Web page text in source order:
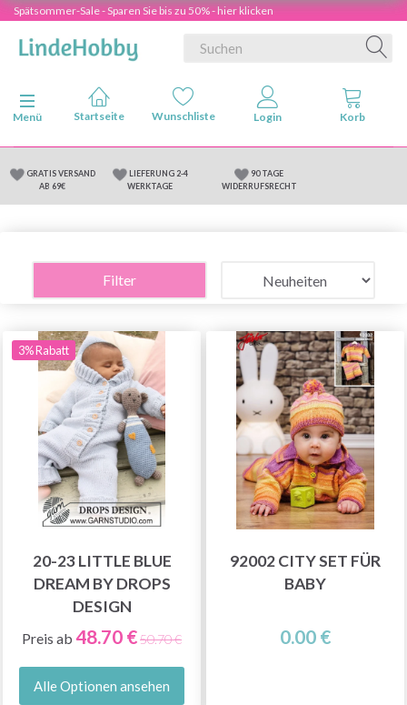
Spätsommer-Sale - Sparen Sie bis zu 50% - hier klicken
Anzeige ändern
Menü
GRATIS VERSAND
AB 69€
LIEFERUNG 2-4
WERKTAGE
90 TAGE
WIDERRUFSRECHT
Filter
3% Rabatt
20-23 LITTLE BLUE
DREAM BY DROPS
DESIGN
Preis ab 48.70 €50.70 €
Alle Optionen ansehen
92002 CITY SET FÜR
BABY
0.00 €